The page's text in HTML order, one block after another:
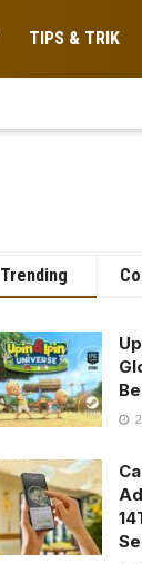
TIPS & TRIK
Trending